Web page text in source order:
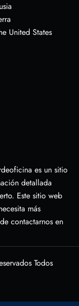
United States
es un sitio
detallada
Este sitio web
más
contactarnos en
Todos